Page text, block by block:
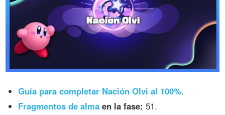
Guía para completar Nación Olvi al 100%.
Fragmentos de alma en la fase: 51.